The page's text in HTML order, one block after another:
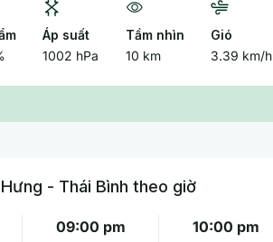
Áp suất
1002 hPa
Tầm nhìn
10 km
Gió
3.39 km/h
- Thái Bình theo giờ
09:00 pm
10:00 pm